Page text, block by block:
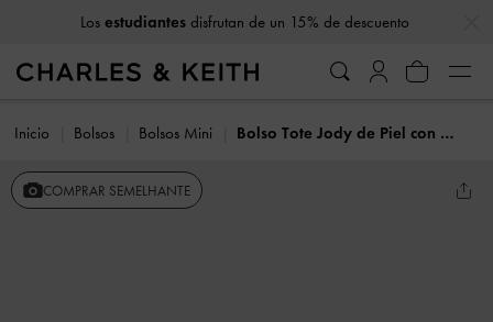
Los estudiantesdisfrutan de un 15% de descuento
Inicio Bolsos Bolsos Mini Bolso Tote Jody de Piel con Cinturón
COMPRAR SEMELHANTE